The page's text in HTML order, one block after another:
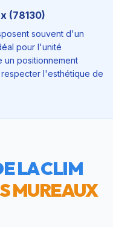
(78130)
souvent d'un
pour l'unité
positionnement
l'esthétique de
LA CLIM
MUREAUX